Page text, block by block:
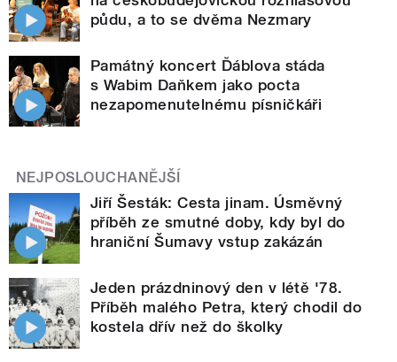
půdu, a to se dvěma Nezmary
Památný koncert Ďáblova stáda
s Wabim Daňkem jako pocta
nezapomenutelnému písničkáři
NEJPOSLOUCHANĚJŠÍ
Jiří Šesták: Cesta jinam. Úsměvný
příběh ze smutné doby, kdy byl do
hraniční Šumavy vstup zakázán
Jeden prázdninový den v létě '78.
Příběh malého Petra, který chodil do
kostela dřív než do školky